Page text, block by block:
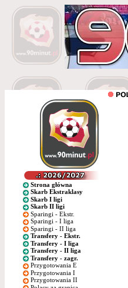
Strona główna
Skarb Ekstraklasy
Skarb I ligi
Skarb II ligi
Sparingi - Ekstr.
Sparingi - I liga
Sparingi - II liga
Transfery - Ekstr.
Transfery - I liga
Transfery - II liga
Transfery - zagr.
Przygotowania E
Przygotowania I
Przygotowania II